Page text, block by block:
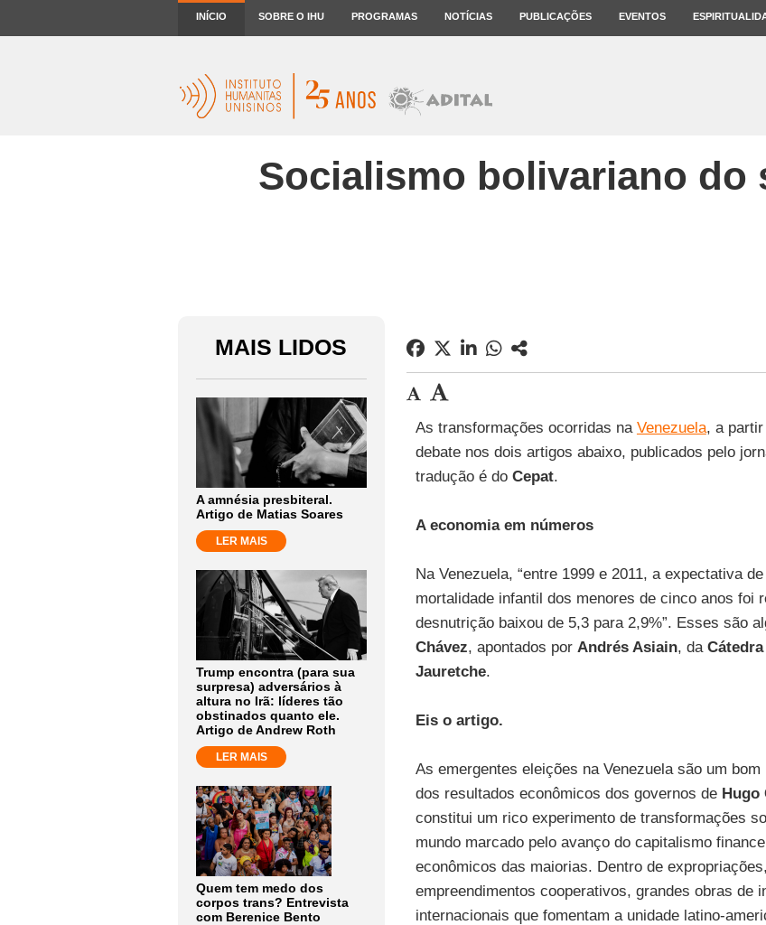
INÍCIO SOBRE O IHU PROGRAMAS NOTÍCIAS PUBLICAÇÕES EVENTOS
Socialismo bolivariano do
MAIS LIDOS
A amnésia presbiteral.
Artigo de Matias Soares
LER MAIS
Trump encontra (para sua
surpresa) adversários à
altura no Irã: líderes tão
obstinados quanto ele.
Artigo de Andrew Roth
LER MAIS
Quem tem medo dos
corpos trans? Entrevista
com Berenice Bento
As transformações ocorridas na Venezuela, a
debate nos dois artigos abaixo, publicados pelo
tradução é do Cepat.
A economia em números
Na Venezuela, “entre 1999 e 2011, a expectativa
mortalidade infantil dos menores de cinco anos foi
desnutrição baixou de 5,3 para 2,9%”. Esses são
Chávez, apontados por Andrés Asiain, da
Jauretche.
Eis o artigo.
As emergentes eleições na Venezuela são um
dos resultados econômicos dos governos de Hugo
constitui um rico experimento de transformações
mundo marcado pelo avanço do capitalismo
econômicos das maiorias. Dentro de
empreendimentos cooperativos, grandes obras de
internacionais que fomentam a unidade latino-